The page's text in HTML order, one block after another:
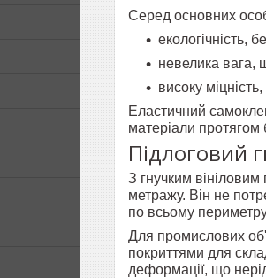
Серед основних
екологічність,
невелика вага,
високу
Еластичний
матеріали протягом
Підлоговий
З гнучким
метражу. Він не
по всьому
Для промислових
покриттями для
деформації, що